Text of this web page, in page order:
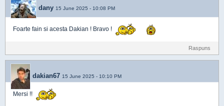
dany 15 June 2025 - 10:08 PM
Foarte fain si acesta Dakian ! Bravo !
Raspuns
dakian67 15 June 2025 - 10:10 PM
Mersi !!